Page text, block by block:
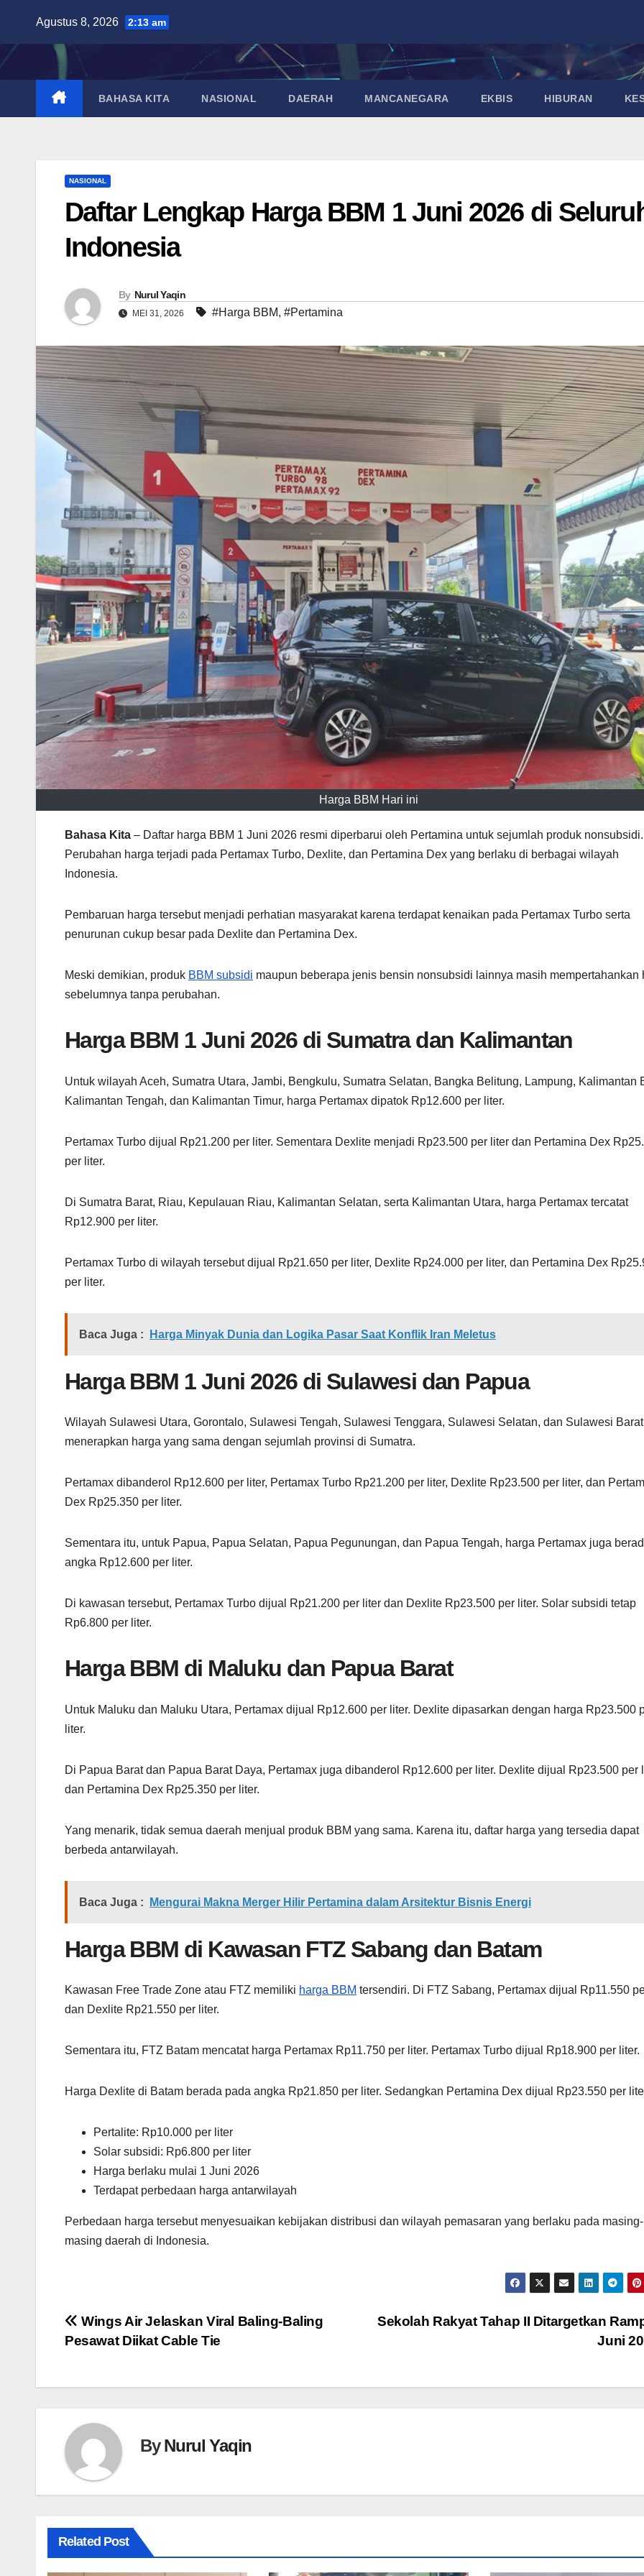
content
Agustus 8, 2026 2:13 am
BAHASA KITA NASIONAL DAERAH MANCANEGARA EKBIS HIBURAN
NASIONAL
Daftar Lengkap Harga BBM 1 Juni 2026 di
Indonesia
By Nurul Yaqin
MEI 31, 2026 #Harga BBM, #Pertamina
Harga BBM Hari ini
Bahasa Kita – Daftar harga BBM 1 Juni 2026 resmi diperbarui oleh Pertamina untuk sejumlah produk nonsubsidi.
Perubahan harga terjadi pada Pertamax Turbo, Dexlite, dan Pertamina Dex yang berlaku di berbagai wilayah
Indonesia.
Pembaruan harga tersebut menjadi perhatian masyarakat karena terdapat kenaikan pada Pertamax Turbo serta
penurunan cukup besar pada Dexlite dan Pertamina Dex.
Meski demikian, produk BBM subsidi maupun beberapa jenis bensin nonsubsidi lainnya masih mempertahankan
sebelumnya tanpa perubahan.
Harga BBM 1 Juni 2026 di Sumatra dan Kalimantan
Untuk wilayah Aceh, Sumatra Utara, Jambi, Bengkulu, Sumatra Selatan, Bangka Belitung, Lampung, Kalimantan
Kalimantan Tengah, dan Kalimantan Timur, harga Pertamax dipatok Rp12.600 per liter.
Pertamax Turbo dijual Rp21.200 per liter. Sementara Dexlite menjadi Rp23.500 per liter dan Pertamina Dex
per liter.
Di Sumatra Barat, Riau, Kepulauan Riau, Kalimantan Selatan, serta Kalimantan Utara, harga Pertamax tercatat
Rp12.900 per liter.
Pertamax Turbo di wilayah tersebut dijual Rp21.650 per liter, Dexlite Rp24.000 per liter, dan Pertamina Dex
per liter.
Baca Juga : Harga Minyak Dunia dan Logika Pasar Saat Konflik Iran Meletus
Harga BBM 1 Juni 2026 di Sulawesi dan Papua
Wilayah Sulawesi Utara, Gorontalo, Sulawesi Tengah, Sulawesi Tenggara, Sulawesi Selatan, dan Sulawesi Barat
menerapkan harga yang sama dengan sejumlah provinsi di Sumatra.
Pertamax dibanderol Rp12.600 per liter, Pertamax Turbo Rp21.200 per liter, Dexlite Rp23.500 per liter, dan
Dex Rp25.350 per liter.
Sementara itu, untuk Papua, Papua Selatan, Papua Pegunungan, dan Papua Tengah, harga Pertamax juga
angka Rp12.600 per liter.
Di kawasan tersebut, Pertamax Turbo dijual Rp21.200 per liter dan Dexlite Rp23.500 per liter. Solar subsidi tetap
Rp6.800 per liter.
Harga BBM di Maluku dan Papua Barat
Untuk Maluku dan Maluku Utara, Pertamax dijual Rp12.600 per liter. Dexlite dipasarkan dengan harga Rp23.500
liter.
Di Papua Barat dan Papua Barat Daya, Pertamax juga dibanderol Rp12.600 per liter. Dexlite dijual Rp23.500 per
dan Pertamina Dex Rp25.350 per liter.
Yang menarik, tidak semua daerah menjual produk BBM yang sama. Karena itu, daftar harga yang tersedia dapat
berbeda antarwilayah.
Baca Juga : Mengurai Makna Merger Hilir Pertamina dalam Arsitektur Bisnis Energi
Harga BBM di Kawasan FTZ Sabang dan Batam
Kawasan Free Trade Zone atau FTZ memiliki harga BBM tersendiri. Di FTZ Sabang, Pertamax dijual Rp11.550
dan Dexlite Rp21.550 per liter.
Sementara itu, FTZ Batam mencatat harga Pertamax Rp11.750 per liter. Pertamax Turbo dijual Rp18.900 per liter.
Harga Dexlite di Batam berada pada angka Rp21.850 per liter. Sedangkan Pertamina Dex dijual Rp23.550 per
Pertalite: Rp10.000 per liter
Solar subsidi: Rp6.800 per liter
Harga berlaku mulai 1 Juni 2026
Terdapat perbedaan harga antarwilayah
Perbedaan harga tersebut menyesuaikan kebijakan distribusi dan wilayah pemasaran yang berlaku pada masing-
masing daerah di Indonesia.
Navigasi
Sekolah Rakyat Tahap II Ditargetkan
Juni
Wings Air Jelaskan Viral Baling-Baling
Pesawat Diikat Cable Tie
ByNurul Yaqin
Related Post